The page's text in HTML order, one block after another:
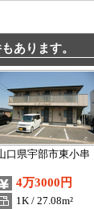
あります。
口県宇部市東小串
4万3000円
1K / 27.08m²